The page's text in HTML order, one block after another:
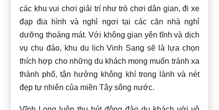
các khu vui chơi giải trí như trò chơi dân gian, đi xe
đạp địa hình và nghỉ ngơi tại các căn nhà nghỉ
dưỡng thoáng mát. Với không gian yên tĩnh và dịch
vụ chu đáo, khu du lịch Vinh Sang sẽ là lựa chọn
thích hợp cho những du khách mong muốn tránh xa
thành phố, tận hưởng không khí trong lành và nét
đẹp tự nhiên của miền Tây sông nước.